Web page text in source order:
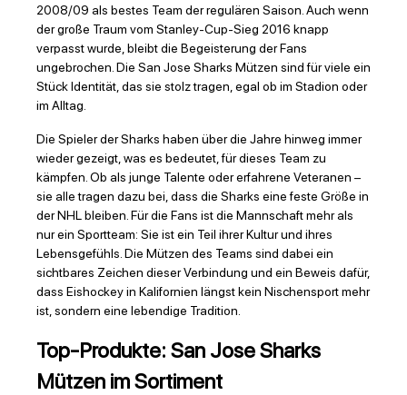
2008/09 als bestes Team der regulären Saison. Auch wenn
der große Traum vom Stanley-Cup-Sieg 2016 knapp
verpasst wurde, bleibt die Begeisterung der Fans
ungebrochen. Die San Jose Sharks Mützen sind für viele ein
Stück Identität, das sie stolz tragen, egal ob im Stadion oder
im Alltag.
Die Spieler der Sharks haben über die Jahre hinweg immer
wieder gezeigt, was es bedeutet, für dieses Team zu
kämpfen. Ob als junge Talente oder erfahrene Veteranen –
sie alle tragen dazu bei, dass die Sharks eine feste Größe in
der NHL bleiben. Für die Fans ist die Mannschaft mehr als
nur ein Sportteam: Sie ist ein Teil ihrer Kultur und ihres
Lebensgefühls. Die Mützen des Teams sind dabei ein
sichtbares Zeichen dieser Verbindung und ein Beweis dafür,
dass Eishockey in Kalifornien längst kein Nischensport mehr
ist, sondern eine lebendige Tradition.
Top-Produkte: San Jose Sharks
Mützen im Sortiment